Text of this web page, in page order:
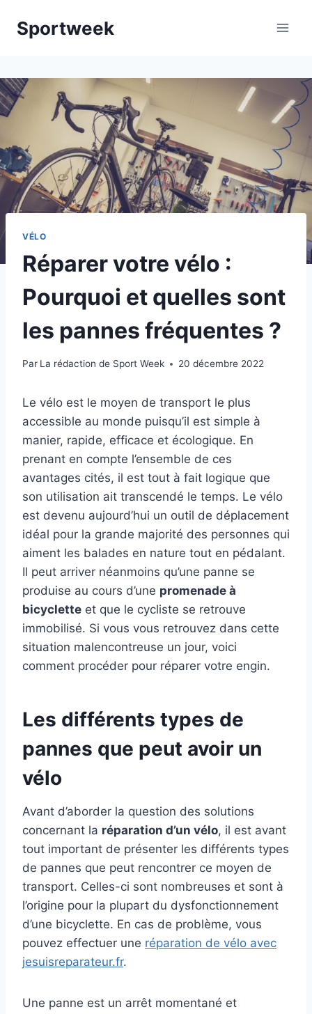
Sportweek
VÉLO
Réparer votre vélo :
Pourquoi et quelles sont
les pannes fréquentes ?
Par La rédaction de Sport Week 20 décembre 2022
Le vélo est le moyen de transport le plus
accessible au monde puisqu’il est simple à
manier, rapide, efficace et écologique. En
prenant en compte l’ensemble de ces
avantages cités, il est tout à fait logique que
son utilisation ait transcendé le temps. Le vélo
est devenu aujourd’hui un outil de déplacement
idéal pour la grande majorité des personnes qui
aiment les balades en nature tout en pédalant.
Il peut arriver néanmoins qu’une panne se
produise au cours d’une promenade à
bicyclette et que le cycliste se retrouve
immobilisé. Si vous vous retrouvez dans cette
situation malencontreuse un jour, voici
comment procéder pour réparer votre engin.
Les différents types de
pannes que peut avoir un
vélo
Avant d’aborder la question des solutions
concernant la réparation d’un vélo, il est avant
tout important de présenter les différents types
de pannes que peut rencontrer ce moyen de
transport. Celles-ci sont nombreuses et sont à
l’origine pour la plupart du dysfonctionnement
d’une bicyclette. En cas de problème, vous
pouvez effectuer une réparation de vélo avec
jesuisreparateur.fr.
Une panne est un arrêt momentané et